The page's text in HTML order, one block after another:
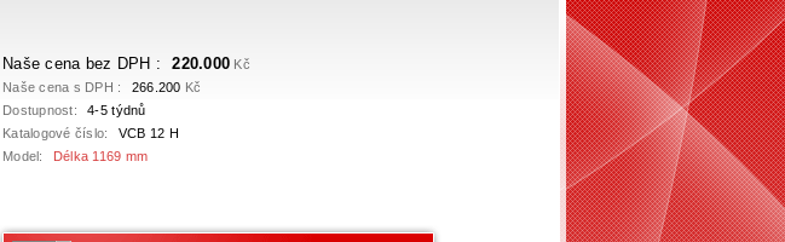
Naše cena bez DPH : 220.000 Kč
Naše cena s DPH :
266.200 Kč
Dostupnost:
4-5 týdnů
Katalogové číslo:
VCB 12 H
Model:
Délka 1169 mm